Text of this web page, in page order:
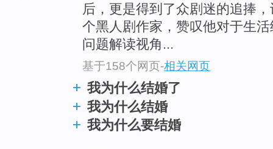
后，更是得到了众剧迷的追捧
个黑人剧作家，赞叹他对于生
问题解读视角...
基于158个网页-相关网页
我为什么结婚了
我为什么结婚
我为什么要结婚